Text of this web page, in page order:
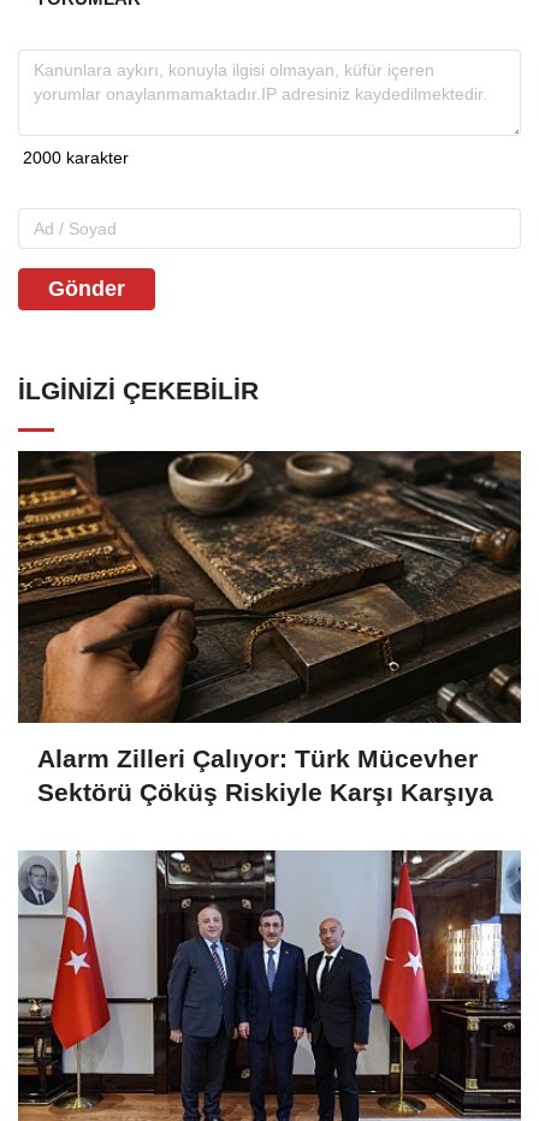
Gönder
İLGINIZI ÇEKEBILIR
Alarm Zilleri Çalıyor: Türk Mücevher
Sektörü Çöküş Riskiyle Karşı Karşıya